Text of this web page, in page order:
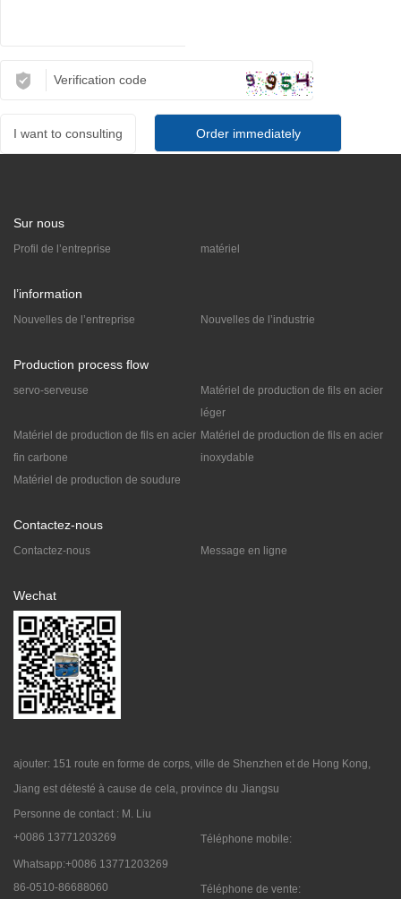
I want to consulting
Sur nous
Profil de l’entreprise matériel
l’information
Nouvelles de l’entreprise Nouvelles de l’industrie
Production process flow
servo-serveuse
Matériel de production de fils en acier
léger
Matériel de production de fils en acier
fin carbone
Matériel de production de fils en acier
inoxydable
Matériel de production de soudure
Contactez-nous
Contactez-nous Message en ligne
Wechat
ajouter: 151 route en forme de corps, ville de Shenzhen et de Hong Kong,
Jiang est détesté à cause de cela, province du Jiangsu
Personne de contact : M. Liu
Téléphone mobile:
+0086 13771203269
Whatsapp:+0086 13771203269
Téléphone de vente:
86-0510-86688060